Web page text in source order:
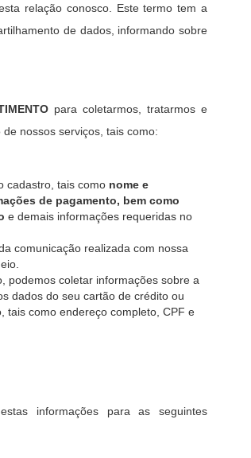
relação conosco. Este termo tem a
de dados, informando sobre
para coletarmos, tratarmos e
nossos serviços, tais como:
cadastro, tais como nome e
de pagamento, bem como
e demais informações requeridas no
comunicação realizada com nossa
podemos coletar informações sobre a
dados do seu cartão de crédito ou
tais como endereço completo, CPF e
informações para as seguintes